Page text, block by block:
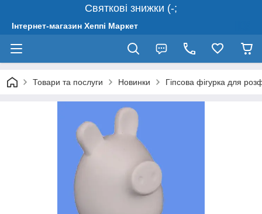
Святкові знижки (-;
Інтернет-магазин Хеппі Маркет
Товари та послуги Новинки Гіпсова фігурка для